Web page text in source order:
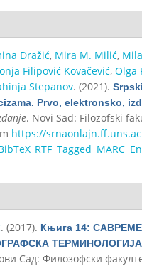
Dražić, Mira M. Milić,
Filipović Kovačević, Olga
Stepanov. (2021).
Prvo, elektronsko,
. Novi Sad: Filozofski
https://
RTF Tagged MARC
. (2017). Књига 14:
Сад: Филозофски